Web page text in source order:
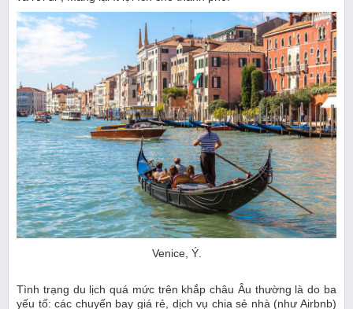
Venice, Ý.
Tình trạng du lịch quá mức trên khắp châu Âu thường là do ba
yếu tố: các chuyến bay giá rẻ, dịch vụ chia sẻ nhà (như Airbnb)